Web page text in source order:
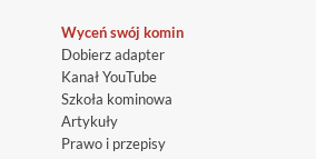
Wyceń swój komin
Dobierz adapter
Kanał YouTube
Szkoła kominowa
Artykuły
Prawo i przepisy